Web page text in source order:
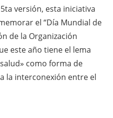
versión, esta iniciativa
el “Día Mundial de
de la Organización
este año tiene el lema
como forma de
la interconexión entre el